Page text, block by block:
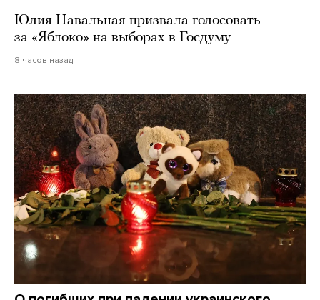
Юлия Навальная призвала голосовать
за «Яблоко» на выборах в Госдуму
8 часов назад